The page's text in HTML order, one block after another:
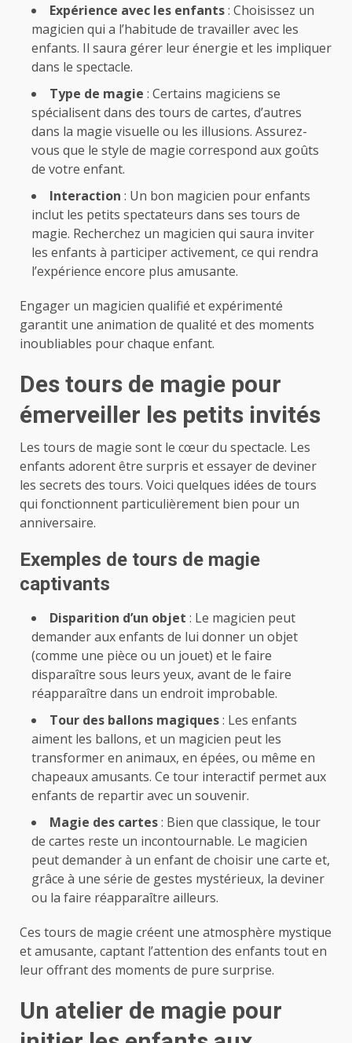
Expérience avec les enfants: Choisissez un
magicien qui a l’habitude de travailler avec les
enfants. Il saura gérer leur énergie et les impliquer
dans le spectacle.
Type de magie : Certains magiciens se
spécialisent dans des tours de cartes, d’autres
dans la magie visuelle ou les illusions. Assurez-
vous que le style de magie correspond aux goûts
de votre enfant.
Interaction : Un bon magicien pour enfants
inclut les petits spectateurs dans ses tours de
magie. Recherchez un magicien qui saura inviter
les enfants à participer activement, ce qui rendra
l’expérience encore plus amusante.
Engager un magicien qualifié et expérimenté
garantit une animation de qualité et des moments
inoubliables pour chaque enfant.
Des tours de magie pour
émerveiller les petits invités
Les tours de magie sont le cœur du spectacle. Les
enfants adorent être surpris et essayer de deviner
les secrets des tours. Voici quelques idées de tours
qui fonctionnent particulièrement bien pour un
anniversaire.
Exemples de tours de magie
captivants
Disparition d’un objet : Le magicien peut
demander aux enfants de lui donner un objet
(comme une pièce ou un jouet) et le faire
disparaître sous leurs yeux, avant de le faire
réapparaître dans un endroit improbable.
Tour des ballons magiques: Les enfants
aiment les ballons, et un magicien peut les
transformer en animaux, en épées, ou même en
chapeaux amusants. Ce tour interactif permet aux
enfants de repartir avec un souvenir.
Magie des cartes: Bien que classique, le tour
de cartes reste un incontournable. Le magicien
peut demander à un enfant de choisir une carte et,
grâce à une série de gestes mystérieux, la deviner
ou la faire réapparaître ailleurs.
Ces tours de magie créent une atmosphère mystique
et amusante, captant l’attention des enfants tout en
leur offrant des moments de pure surprise.
Un atelier de magie pour